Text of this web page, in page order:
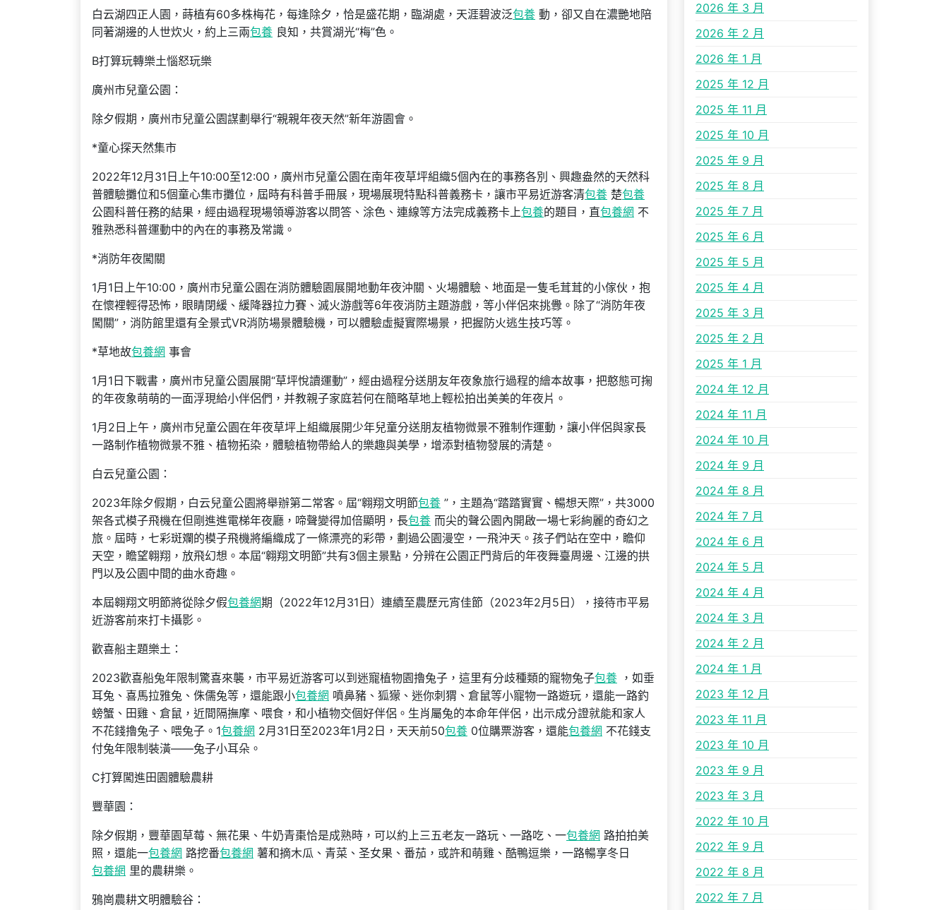
白云湖四正人園，蒔植有60多株梅花，每逢除夕，恰是盛花期，臨湖處，天涯碧波泛包養 動，卻又自在濃艷地陪
同著湖邊的人世炊火，約上三兩包養 良知，共賞湖光“梅”色。
B打算玩轉樂土惱怒玩樂
廣州市兒童公園：
除夕假期，廣州市兒童公園謀劃舉行“親親年夜天然”新年游園會。
*童心探天然集市
2022年12月31日上午10:00至12:00，廣州市兒童公園在南年夜草坪組織5個內在的事務各別、興趣盎然的天然科
普體驗攤位和5個童心集市攤位，屆時有科普手冊展，現場展現特點科普義務卡，讓市平易近游客清包養 楚包養
公園科普任務的結果，經由過程現場領導游客以問答、涂色、連線等方法完成義務卡上包養的題目，直包養網 不
雅熟悉科普運動中的內在的事務及常識。
*消防年夜闖關
1月1日上午10:00，廣州市兒童公園在消防體驗園展開地動年夜沖關、火場體驗、地面是一隻毛茸茸的小傢伙，抱
在懷裡輕得恐怖，眼睛閉緩、緩降器拉力賽、滅火游戲等6年夜消防主題游戲，等小伴侶來挑釁。除了“消防年夜
闖關”，消防館里還有全景式VR消防場景體驗機，可以體驗虛擬實際場景，把握防火逃生技巧等。
*草地故包養網 事會
1月1日下戰書，廣州市兒童公園展開“草坪悅讀運動”，經由過程分送朋友年夜象旅行過程的繪本故事，把憨態可掬
的年夜象萌萌的一面浮現給小伴侶們，并教親子家庭若何在簡略草地上輕松拍出美美的年夜片。
1月2日上午，廣州市兒童公園在年夜草坪上組織展開少年兒童分送朋友植物微景不雅制作運動，讓小伴侶與家長
一路制作植物微景不雅、植物拓染，體驗植物帶給人的樂趣與美學，增添對植物發展的清楚。
白云兒童公園：
2023年除夕假期，白云兒童公園將舉辦第二常客。屆“翱翔文明節包養 ”，主題為“踏踏實實、暢想天際”，共3000
架各式模子飛機在但剛進進電梯年夜廳，啼聲變得加倍顯明，長包養 而尖的聲公園內開啟一場七彩絢麗的奇幻之
旅。屆時，七彩斑斕的模子飛機將編織成了一條漂亮的彩帶，劃過公園漫空，一飛沖天。孩子們站在空中，瞻仰
天空，瞻望翱翔，放飛幻想。本屆“翱翔文明節”共有3個主景點，分辨在公園正門背后的年夜舞臺周邊、江邊的拱
門以及公園中間的曲水奇趣。
本屆翱翔文明節將從除夕假包養網期（2022年12月31日）連續至農歷元宵佳節（2023年2月5日），接待市平易
近游客前來打卡攝影。
歡喜船主題樂土：
2023歡喜船兔年限制驚喜來襲，市平易近游客可以到迷寵植物園擼兔子，這里有分歧種類的寵物兔子包養 ，如垂
耳兔、喜馬拉雅兔、侏儒兔等，還能跟小包養網 噴鼻豬、狐獴、迷你刺猬、倉鼠等小寵物一路遊玩，還能一路釣
螃蟹、田雞、倉鼠，近間隔撫摩、喂食，和小植物交個好伴侶。生肖屬兔的本命年伴侶，出示成分證就能和家人
不花錢擼兔子、喂兔子。1包養網 2月31日至2023年1月2日，天天前50包養 0位購票游客，還能包養網 不花錢支
付兔年限制裝潢——兔子小耳朵。
C打算闖進田園體驗農耕
豐華園：
除夕假期，豐華園草莓、無花果、牛奶青棗恰是成熟時，可以約上三五老友一路玩、一路吃、一包養網 路拍拍美
照，還能一包養網 路挖番包養網 薯和摘木瓜、青菜、圣女果、番茄，或許和萌雞、酷鴨逗樂，一路暢享冬日
包養網 里的農耕樂。
鴉崗農耕文明體驗谷：
2026 年 3 月
2026 年 2 月
2026 年 1 月
2025 年 12 月
2025 年 11 月
2025 年 10 月
2025 年 9 月
2025 年 8 月
2025 年 7 月
2025 年 6 月
2025 年 5 月
2025 年 4 月
2025 年 3 月
2025 年 2 月
2025 年 1 月
2024 年 12 月
2024 年 11 月
2024 年 10 月
2024 年 9 月
2024 年 8 月
2024 年 7 月
2024 年 6 月
2024 年 5 月
2024 年 4 月
2024 年 3 月
2024 年 2 月
2024 年 1 月
2023 年 12 月
2023 年 11 月
2023 年 10 月
2023 年 9 月
2023 年 3 月
2022 年 10 月
2022 年 9 月
2022 年 8 月
2022 年 7 月